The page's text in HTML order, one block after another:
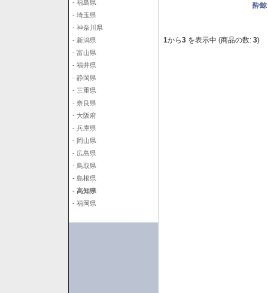
- 福島県
- 埼玉県
- 神奈川県
- 新潟県
- 富山県
- 福井県
- 静岡県
- 三重県
- 奈良県
- 大阪府
- 兵庫県
- 岡山県
- 広島県
- 鳥取県
- 島根県
- 高知県
- 福岡県
酔
1から3 を表示中 (商品の数: 3)